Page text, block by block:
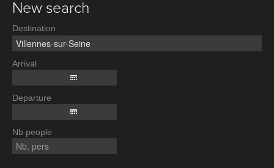
New search
Destination
Arrival
Departure
Nb people